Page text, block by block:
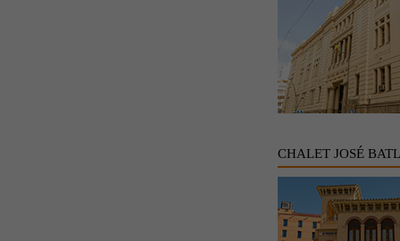
CHALET JOSÉ